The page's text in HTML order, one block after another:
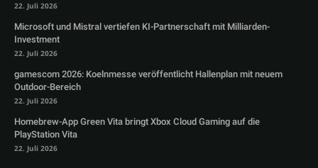
22. Juli 2026
Microsoft und Mistral vertiefen KI-Partnerschaft mit Milliarden-
Investment
22. Juli 2026
gamescom 2026: Koelnmesse veröffentlicht Hallenplan mit neuem
Outdoor-Bereich
22. Juli 2026
Homebrew-App Green Vita bringt Xbox Cloud Gaming auf die
PlayStation Vita
22. Juli 2026